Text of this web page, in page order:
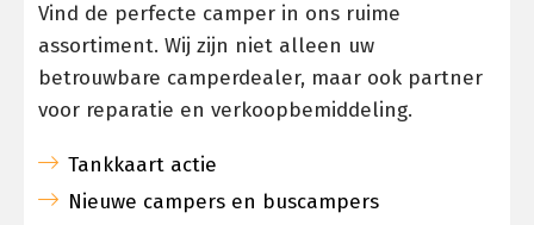
Vind de perfecte camper in ons ruime
assortiment. Wij zijn niet alleen uw
betrouwbare camperdealer, maar ook partner
voor reparatie en verkoopbemiddeling.
Tankkaart actie
Nieuwe campers en buscampers